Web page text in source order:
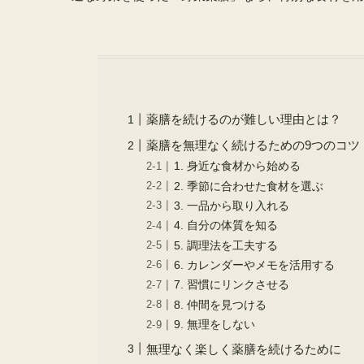
薬膳を続けるのが難しい理由とは？
薬膳を無理なく続けるための9つのコツ
1. 身近な食材から始める
2. 季節に合わせた食材を選ぶ
3. 一品から取り入れる
4. 自分の体質を知る
5. 調理法を工夫する
6. カレンダーやメモを活用する
7. 習慣にリンクさせる
8. 仲間を見つける
9. 無理をしない
無理なく楽しく薬膳を続けるために